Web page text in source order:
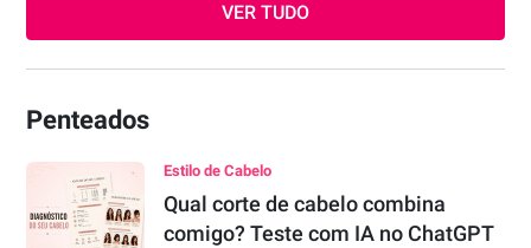
VER TUDO
Penteados
Estilo de Cabelo
Qual corte de cabelo combina
comigo? Teste com IA no ChatGPT